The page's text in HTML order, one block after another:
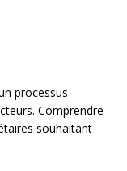
processus
Comprendre
souhaitant